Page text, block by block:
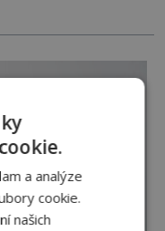
a analýze
cookie.
našich